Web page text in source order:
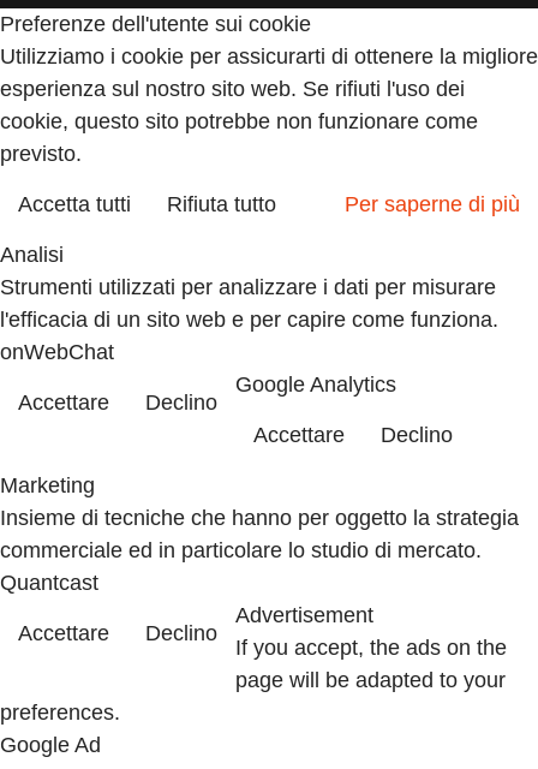
Preferenze dell'utente sui cookie
Utilizziamo i cookie per assicurarti di ottenere la migliore
esperienza sul nostro sito web. Se rifiuti l'uso dei
cookie, questo sito potrebbe non funzionare come
previsto.
Accetta tutti Rifiuta tutto Per saperne di più
Analisi
Strumenti utilizzati per analizzare i dati per misurare
l'efficacia di un sito web e per capire come funziona.
onWebChat
Accettare Declino
Google Analytics
Accettare Declino
Marketing
Insieme di tecniche che hanno per oggetto la strategia
commerciale ed in particolare lo studio di mercato.
Quantcast
Accettare Declino
Advertisement
If you accept, the ads on the
page will be adapted to your
preferences.
Google Ad